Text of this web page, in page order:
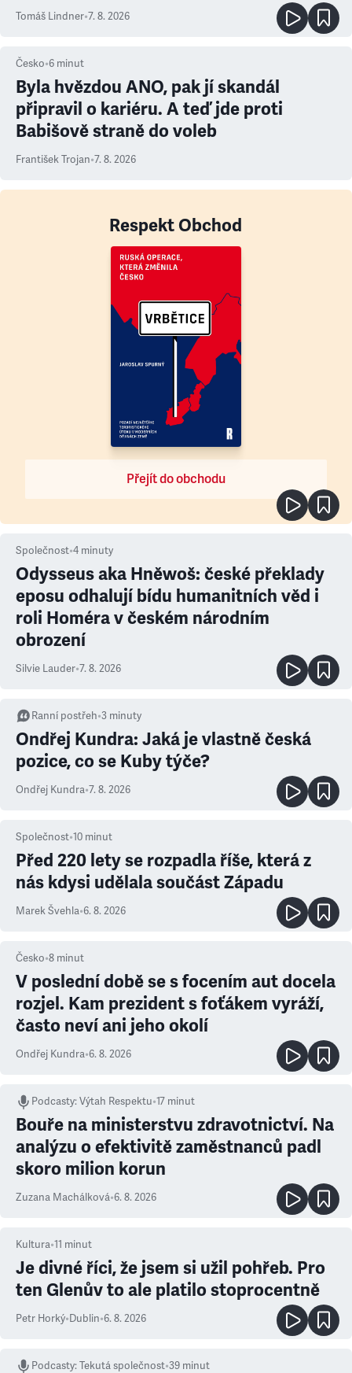
prioritu
Tomáš Lindner•7. 8. 2026
Česko•6 minut
Byla hvězdou ANO, pak jí skandál
připravil o kariéru. A teď jde proti
Babišově straně do voleb
František Trojan•7. 8. 2026
Respekt Obchod
Přejít do obchodu
Společnost•4 minuty
Odysseus aka Hněwoš: české překlady
eposu odhalují bídu humanitních věd i
roli Homéra v českém národním
obrození
Silvie Lauder•7. 8. 2026
Ranní postřeh•3 minuty
Ondřej Kundra: Jaká je vlastně česká
pozice, co se Kuby týče?
Ondřej Kundra•7. 8. 2026
Společnost•10 minut
Před 220 lety se rozpadla říše, která z
nás kdysi udělala součást Západu
Marek Švehla•6. 8. 2026
Česko•8 minut
V poslední době se s focením aut docela
rozjel. Kam prezident s foťákem vyráží,
často neví ani jeho okolí
Ondřej Kundra•6. 8. 2026
Podcasty:Výtah Respektu•17 minut
Bouře na ministerstvu zdravotnictví. Na
analýzu o efektivitě zaměstnanců padl
skoro milion korun
Zuzana Machálková•6. 8. 2026
Kultura•11 minut
Je divné říci, že jsem si užil pohřeb. Pro
ten Glenův to ale platilo stoprocentně
Petr Horký•Dublin•6. 8. 2026
Podcasty:Tekutá společnost•39 minut